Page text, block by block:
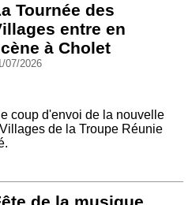
Tournée des
entre en
à Cholet
07/2026
coup d'envoi de la nouvelle
de la Troupe Réunie